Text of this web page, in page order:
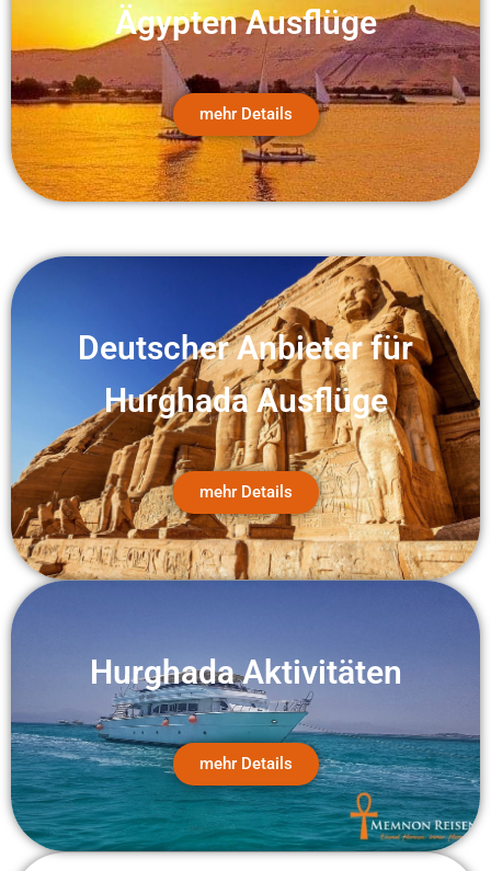
Ägypten Ausflüge
mehr Details
Deutscher Anbieter für
Hurghada Ausflüge
mehr Details
Hurghada Aktivitäten
mehr Details